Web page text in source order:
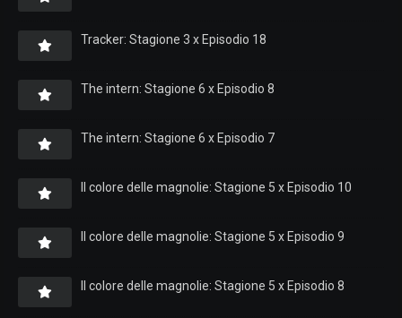
Tracker: Stagione 3 x Episodio 18
The intern: Stagione 6 x Episodio 8
The intern: Stagione 6 x Episodio 7
Il colore delle magnolie: Stagione 5 x Episodio 10
Il colore delle magnolie: Stagione 5 x Episodio 9
Il colore delle magnolie: Stagione 5 x Episodio 8